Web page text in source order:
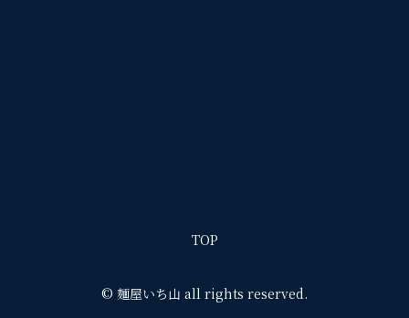
TOP
© 麺屋いち山 all rights reserved.